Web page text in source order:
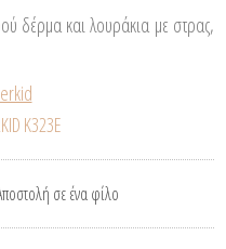
δέρμα και λουράκια με στρας,
Κ323Ε